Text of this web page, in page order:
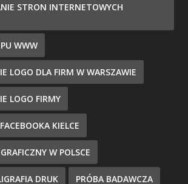
STRON INTERNETOWYCH
WWW
LOGO DLA FIRM W WARSZAWIE
LOGO FIRMY
KIELCE
W POLSCE
DRUK PRÓBA BADAWCZA